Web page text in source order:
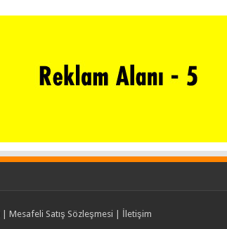
Mesafeli Satış Sözleşmesi İletişim